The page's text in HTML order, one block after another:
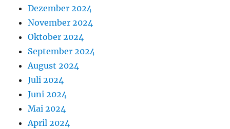
Dezember 2024
November 2024
Oktober 2024
September 2024
August 2024
Juli 2024
Juni 2024
Mai 2024
April 2024